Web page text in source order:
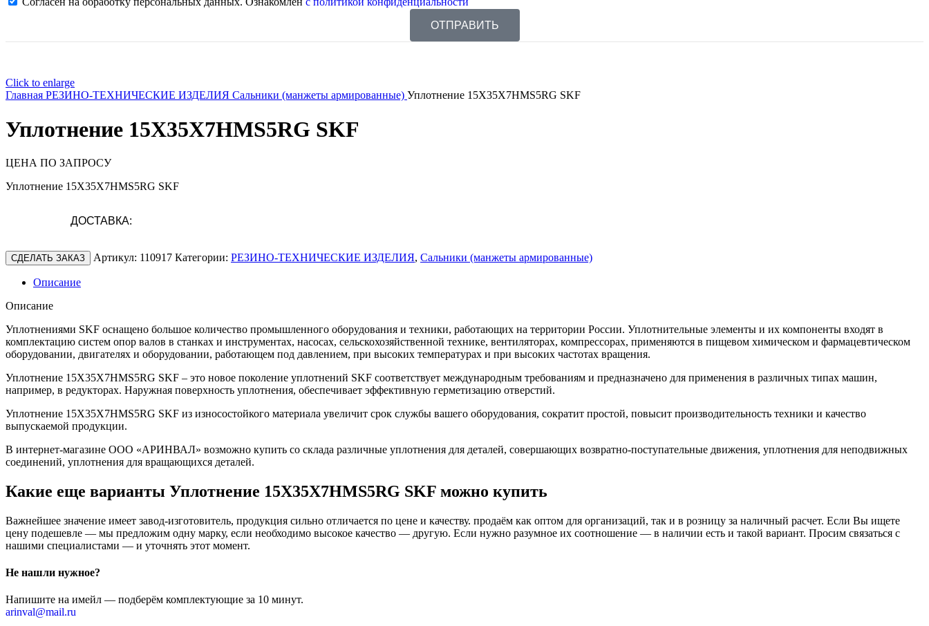
ОТПРАВИТЬ
Click to enlarge
Главная РЕЗИНО-ТЕХНИЧЕСКИЕ ИЗДЕЛИЯ Сальники (манжеты армированные) Уплотнение 15X35X7HMS5RG SKF
Уплотнение 15X35X7HMS5RG SKF
ЦЕНА ПО ЗАПРОСУ
Уплотнение 15X35X7HMS5RG SKF
ДОСТАВКА:
СДЕЛАТЬ ЗАКАЗ Артикул: 110917 Категории: РЕЗИНО-ТЕХНИЧЕСКИЕ ИЗДЕЛИЯ, Сальники (манжеты армированные)
Описание
Описание
Уплотнениями SKF оснащено большое количество промышленного оборудования и техники, работающих на территории России. Уплотнительные элементы и их компоненты входят в
комплектацию систем опор валов в станках и инструментах, насосах, сельскохозяйственной технике, вентиляторах, компрессорах, применяются в пищевом химическом и фармацевтическом
оборудовании, двигателях и оборудовании, работающем под давлением, при высоких температурах и при высоких частотах вращения.
Уплотнение 15X35X7HMS5RG SKF – это новое поколение уплотнений SKF соответствует международным требованиям и предназначено для применения в различных типах машин,
например, в редукторах. Наружная поверхность уплотнения, обеспечивает эффективную герметизацию отверстий.
Уплотнение 15X35X7HMS5RG SKF из износостойкого материала увеличит срок службы вашего оборудования, сократит простой, повысит производительность техники и качество
выпускаемой продукции.
В интернет-магазине ООО «АРИНВАЛ» возможно купить со склада различные уплотнения для деталей, совершающих возвратно-поступательные движения, уплотнения для неподвижных
соединений, уплотнения для вращающихся деталей.
Какие еще варианты Уплотнение 15X35X7HMS5RG SKF можно купить
Важнейшее значение имеет завод-изготовитель, продукция сильно отличается по цене и качеству. продаём как оптом для организаций, так и в розницу за наличный расчет. Если Вы ищете
цену подешевле — мы предложим одну марку, если необходимо высокое качество — другую. Если нужно разумное их соотношение — в наличии есть и такой вариант. Просим связаться с
нашими специалистами — и уточнять этот момент.
Не нашли нужное?
Напишите на имейл — подберём комплектующие за 10 минут.
arinval@mail.ru